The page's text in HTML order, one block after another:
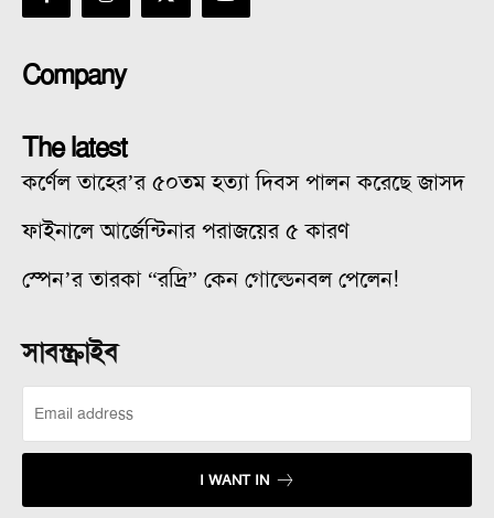
Company
The latest
কর্ণেল তাহের’র ৫০তম হত্যা দিবস পালন করেছে জাসদ
ফাইনালে আর্জেন্টিনার পরাজয়ের ৫ কারণ
স্পেন’র তারকা “রদ্রি” কেন গোল্ডেনবল পেলেন!
সাবস্ক্রাইব
I WANT IN